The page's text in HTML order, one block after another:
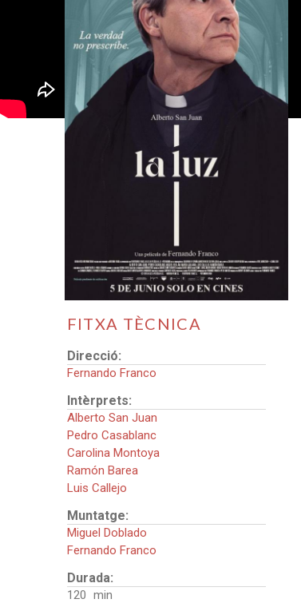
FITXA TÈCNICA
Direcció:
Fernando Franco
Intèrprets:
Alberto San Juan
Pedro Casablanc
Carolina Montoya
Ramón Barea
Luis Callejo
Muntatge:
Miguel Doblado
Fernando Franco
Durada:
120